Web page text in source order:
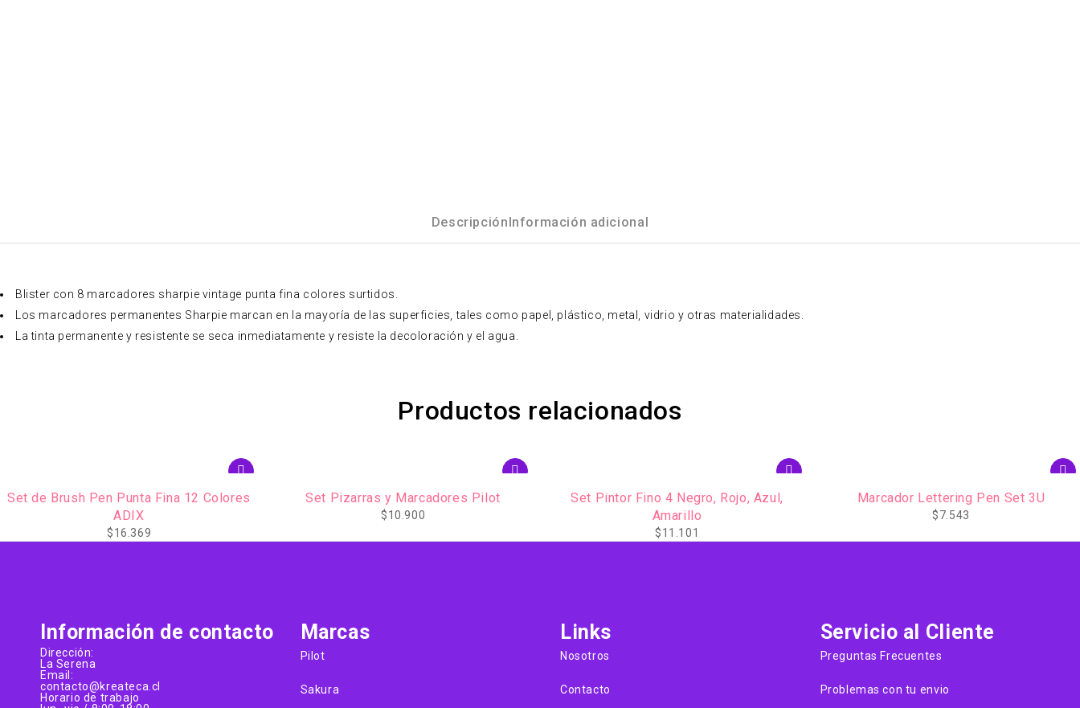
DescripciónInformación adicional
Blister con 8 marcadores sharpie vintage punta fina colores surtidos.
Los marcadores permanentes Sharpie marcan en la mayoría de las superficies, tales como papel, plástico, metal, vidrio y otras materialidades.
La tinta permanente y resistente se seca inmediatamente y resiste la decoloración y el agua.
Productos relacionados
Set Pizarras y Marcadores Pilot
10.900
Set Pintor Fino 4 Negro, Rojo, Azul,
Amarillo
Marcador Lettering Pen Set 3U
$7.543
Set Pintor Extra Fino 4 unidades Blanco,
Negro, Dorado, Plateado
Información de contacto
Dirección:
La Serena
Email:
contacto@kreateca.cl
Horario de trabajo
Marcas
Pilot
Sakura
Links
Nosotros
Contacto
Servicio al Cliente
Preguntas Frecuentes
Problemas con tu envio